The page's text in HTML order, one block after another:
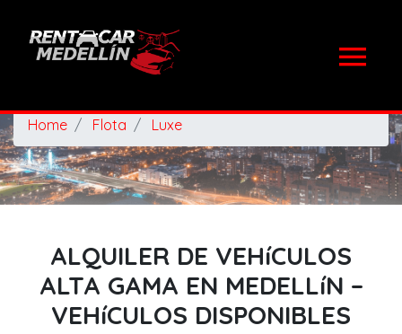
Home Flota Luxe
ALQUILER DE VEHíCULOS
ALTA GAMA EN MEDELLíN –
VEHíCULOS DISPONIBLES